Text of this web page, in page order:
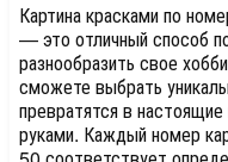
Картина красками по
— это отличный способ
разнообразить свое
сможете выбрать
превратятся в
руками. Каждый номер